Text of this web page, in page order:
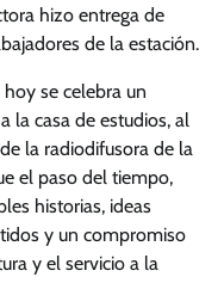
hizo entrega de
de la estación.
se celebra un
la casa de estudios, al
la radiodifusora de la
el paso del tiempo,
historias, ideas
y un compromiso
y el servicio a la